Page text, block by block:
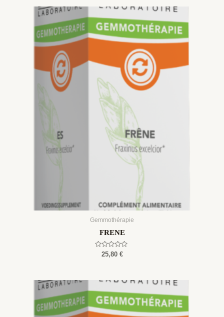
Gemmothérapie
FRENE
Rated
25,80 €